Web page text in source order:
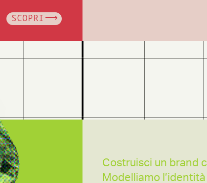
SCOPRI
Costruisci un brand
Modelliamo